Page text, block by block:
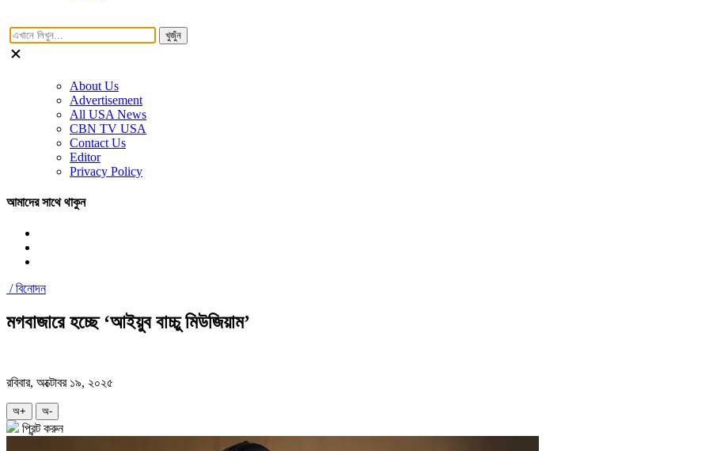
খুজুঁন
About Us
Advertisement
All USA News
CBN TV USA
Contact Us
Editor
Privacy Policy
আমাদের সাথে থাকুন
/বিনোদন
মগবাজারে হচ্ছে ‘আইয়ুব বাচ্চু মিউজিয়াম’
রবিবার, অক্টোবর ১৯, ২০২৫
অ+ অ-
প্রিন্ট করুন